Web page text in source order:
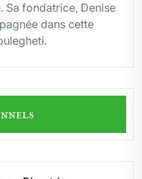
Sa fondatrice, Denise
dans cette